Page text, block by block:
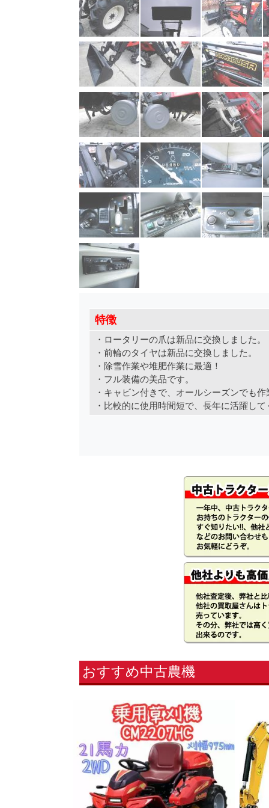
特徴
・ロータリーの爪は新品に交換しました。
・前輪のタイヤは新品に交換しました。
・除雪作業や堆肥作業に最適！
・フル装備の美品です。
・キャビン付きで、オールシーズンでも
・比較的に使用時間短で、長年に活躍し
おすすめ中古農機